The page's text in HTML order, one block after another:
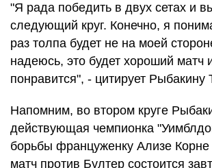
"Я рада победить в двух сетах и
следующий круг. Конечно, я
раз толпа будет не на моей
надеюсь, это будет хороший матч
понравится", - цитирует Рыбакину
Напомним, во втором круге
действующая чемпионка
борьбы француженку Ализе
матч против Бултер состоится